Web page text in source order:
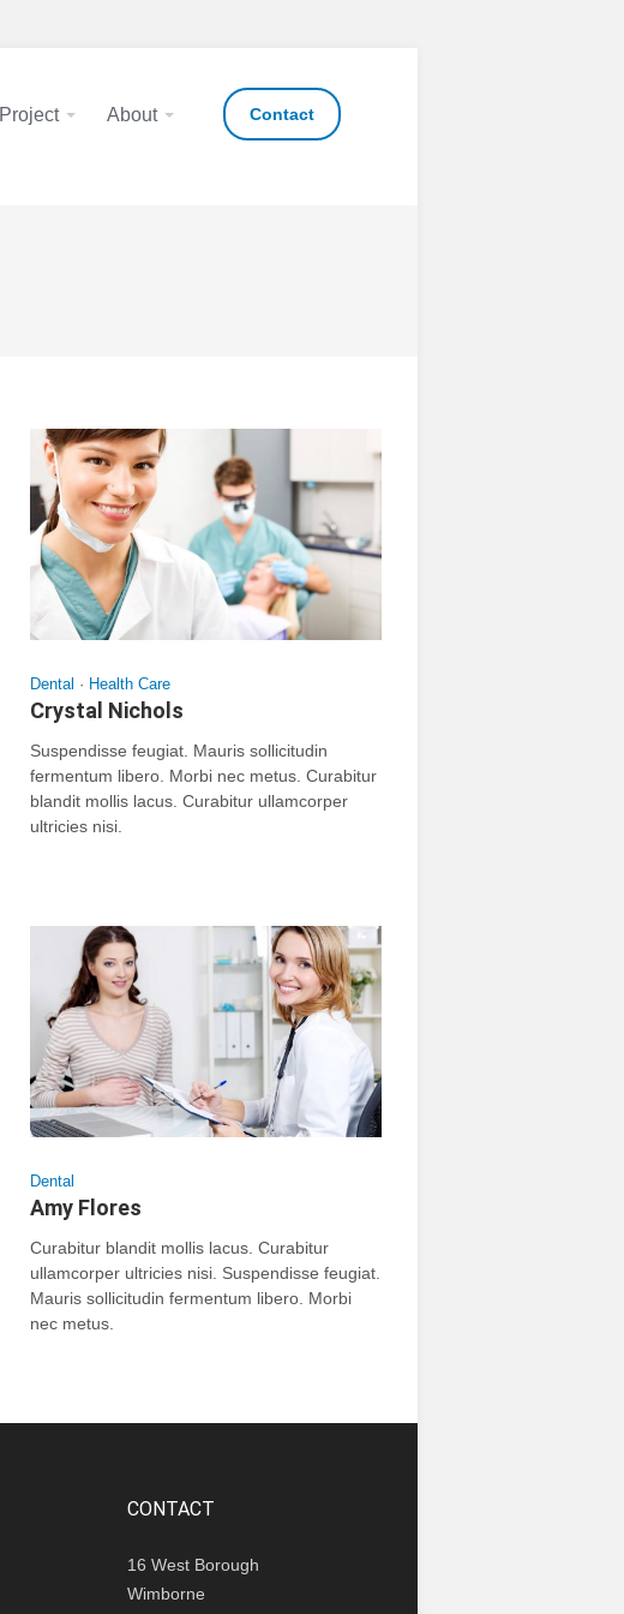
Project About Contact
Dental · Health Care
Crystal Nichols
Suspendisse feugiat. Mauris sollicitudin
fermentum libero. Morbi nec metus. Curabitur
blandit mollis lacus. Curabitur ullamcorper
ultricies nisi.
Dental
Amy Flores
Curabitur blandit mollis lacus. Curabitur
ullamcorper ultricies nisi. Suspendisse feugiat.
Mauris sollicitudin fermentum libero. Morbi
nec metus.
CONTACT
16 West Borough
Wimborne